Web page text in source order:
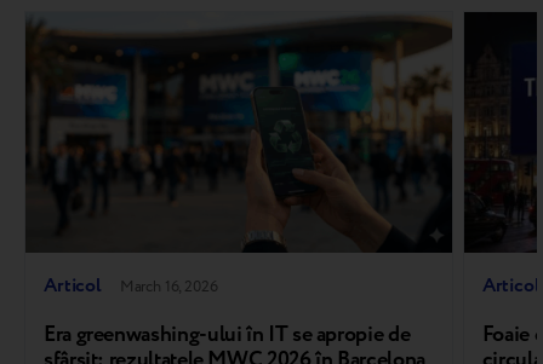
Articol March 16, 2026
Era greenwashing-ului în IT se apropie de
Articol
Foaie